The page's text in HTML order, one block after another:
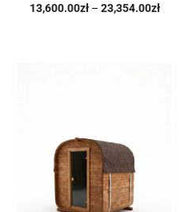
13,600.00zł – 23,354.00zł